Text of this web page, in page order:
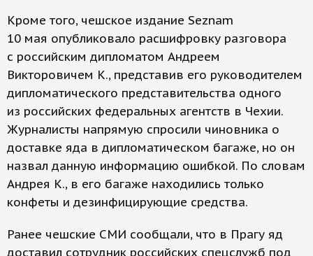
Кроме того, чешское издание Seznam
10 мая опубликовало расшифровку разговора
с российским дипломатом Андреем
Викторовичем К., представив его руководителем
дипломатического представительства одного
из российских федеральных агентств в Чехии.
Журналисты напрямую спросили чиновника о
доставке яда в дипломатическом багаже, но он
назвал данную информацию ошибкой. По словам
Андрея К., в его багаже находились только
конфеты и дезинфицирующие средства.
Ранее чешские СМИ сообщали, что в Прагу яд
доставил сотрудник российских спецслужб под